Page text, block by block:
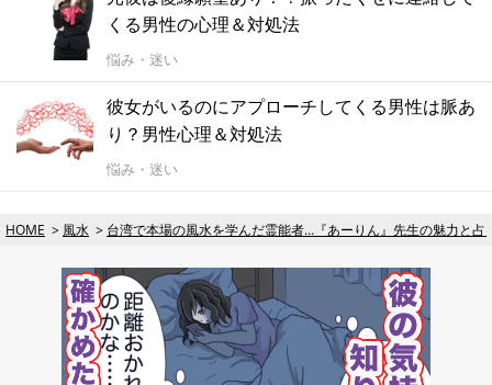
くる男性の心理＆対処法
悩み・迷い
彼女がいるのにアプローチしてくる男性は脈あ
り？男性心理＆対処法
悩み・迷い
HOME 風水 台湾で本場の風水を学んだ霊能者…『あーりん』先生の魅力と占